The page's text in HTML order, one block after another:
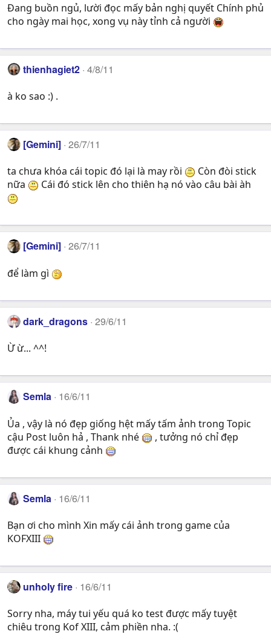
Đang buồn ngủ, lười đọc mấy bản nghị quyết Chính phủ
cho ngày mai học, xong vụ này tỉnh cả người
thienhagiet2 4/8/11
à ko sao :) .
[Gemini] 26/7/11
ta chưa khóa cái topic đó lại là may rồi
Còn đòi stick
nữa
Cái đó stick lên cho thiên hạ nó vào câu bài àh
[Gemini] 26/7/11
để làm gì
dark_dragons 29/6/11
Ừ ừ... ^^!
Semla 16/6/11
Ủa , vậy là nó đẹp giống hệt mấy tấm ảnh trong Topic
cậu Post luôn hả , Thank nhé
, tưởng nó chỉ đẹp
được cái khung cảnh
Semla 16/6/11
Bạn ơi cho mình Xin mấy cái ảnh trong game của
KOFXIII
unholy fire 16/6/11
Sorry nha, máy tui yếu quá ko test được mấy tuyệt
chiêu trong Kof XIII, cảm phiền nha. :(